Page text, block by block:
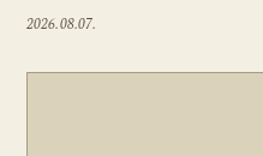
2026.08.07.